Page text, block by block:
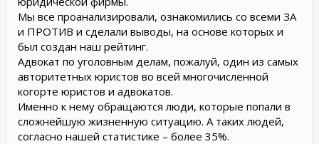
Мы все проанализировали, ознакомились со всеми ЗА
и ПРОТИВ и сделали выводы, на основе которых и
был создан наш рейтинг.
Адвокат по уголовным делам, пожалуй, один из самых
авторитетных юристов во всей многочисленной
когорте юристов и адвокатов.
Именно к нему обращаются люди, которые попали в
сложнейшую жизненную ситуацию. А таких людей,
согласно нашей статистике – более 35%.